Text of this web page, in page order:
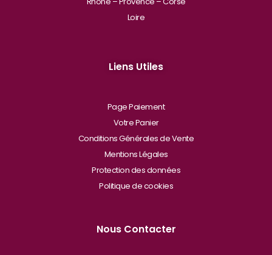
Loire
Liens Utiles
Page Paiement
Votre Panier
Conditions Générales de Vente
Mentions Légales
Protection des données
Politique de cookies
Nous Contacter